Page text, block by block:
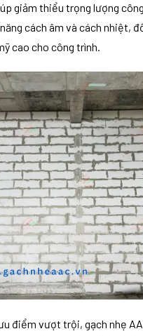
giảm thiểu trọng lượng
cách âm và cách nhiệt,
cao cho công trình.
điểm vượt trội, gạch nhẹ